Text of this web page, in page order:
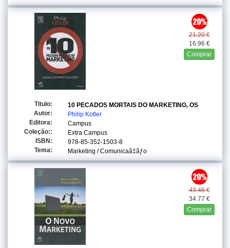
21.20 €
16.96 €
Comprar
Titulo:
10 PECADOS MORTAIS DO MARKETING, OS
Autor:
Philip Kotler
Editora:
Campus
Coleção::
Extra Campus
ISBN:
978-85-352-1503-8
Tema:
Marketing / Comunicaã‡ãƒo
43.46 €
34.77 €
Comprar